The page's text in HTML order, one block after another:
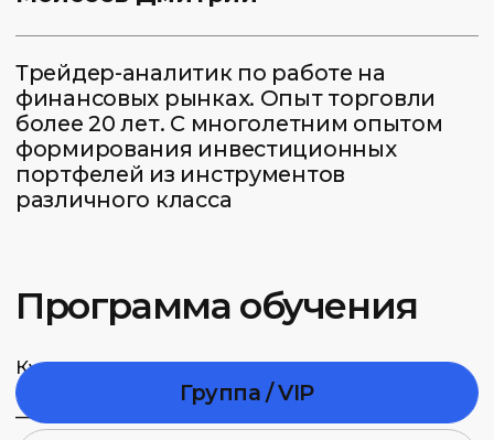
Удобное мобильное
приложение
04.
Все уроки теперь и в мобильном